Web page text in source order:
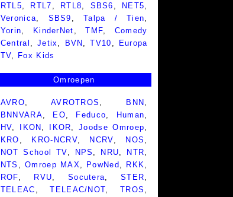
RTL5
RTL7 RTL8 SBS6 NET5
Veronica
SBS9 ,Talpa / Tien
Yorin
KinderNet ,TMF
Comedy
Central
Jetix BVN ,TV10
Europa
TV
Fox Kids
Omroepen
AVRO, AVROTROS , BNN ,
BNNVARA, EO, Feduco, Human,
HV, IKON , IKOR,Joodse Omroep,
KRO , KRO-NCRV, NCRV, NOS ,
NOT School TV, NPS , NRU, NTR,
NTS ,Omroep MAX, PowNed , RKK,
ROF, RVU, Socutera,STER,
TELEAC ,TELEAC/NOT,TROS ,